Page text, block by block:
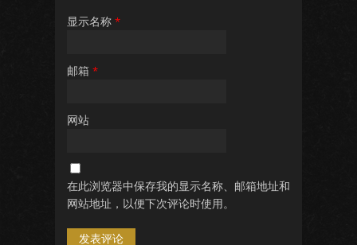
显示名称 *
邮箱 *
网站
在此浏览器中保存我的显示名称、邮箱地址和
网站地址，以便下次评论时使用。